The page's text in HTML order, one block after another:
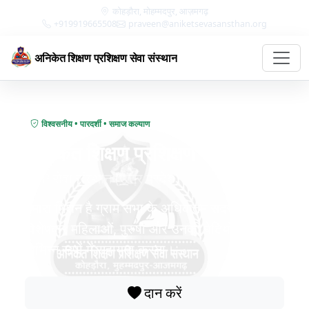
कोहड़ौरा, मोहम्मदपुर, आज़मगढ़
+919919665508
praveen@aniketsevasansthan.org
अनिकेत शिक्षण प्रशिक्षण सेवा संस्थान
विश्वसनीय • पारदर्शी • समाज कल्याण
हमारा मिशन है ग्राम सभा के अधिकतम सदस्यों—
विशेषकर महिलाओं, पुरुषों और उनकी बेटियों—की
दान करें